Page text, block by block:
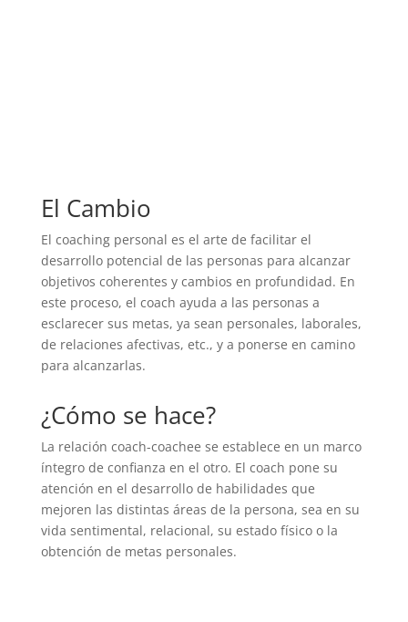
El Cambio
El coaching personal es el arte de facilitar el
desarrollo potencial de las personas para alcanzar
objetivos coherentes y cambios en profundidad. En
este proceso, el coach ayuda a las personas a
esclarecer sus metas, ya sean personales, laborales,
de relaciones afectivas, etc., y a ponerse en camino
para alcanzarlas.
¿Cómo se hace?
La relación coach-coachee se establece en un marco
íntegro de confianza en el otro. El coach pone su
atención en el desarrollo de habilidades que
mejoren las distintas áreas de la persona, sea en su
vida sentimental, relacional, su estado físico o la
obtención de metas personales.